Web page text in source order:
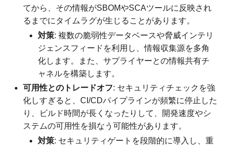
てから、その情報がSBOMやSCAツールに反映され
るまでにタイムラグが生じることがあります。
対策: 複数の脆弱性データベースや脅威インテリ
ジェンスフィードを利用し、情報収集源を多角
化します。また、サプライヤーとの情報共有チ
ャネルを構築します。
可用性とのトレードオフ: セキュリティチェックを強
化しすぎると、CI/CDパイプラインが頻繁に停止した
り、ビルド時間が長くなったりして、開発速度やシ
ステムの可用性を損なう可能性があります。
対策: セキュリティゲートを段階的に導入し、重